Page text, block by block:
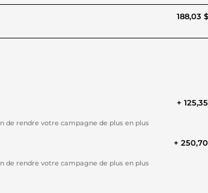
188,03
de rendre votre campagne de plus en plus
+
de rendre votre campagne de plus en plus
+